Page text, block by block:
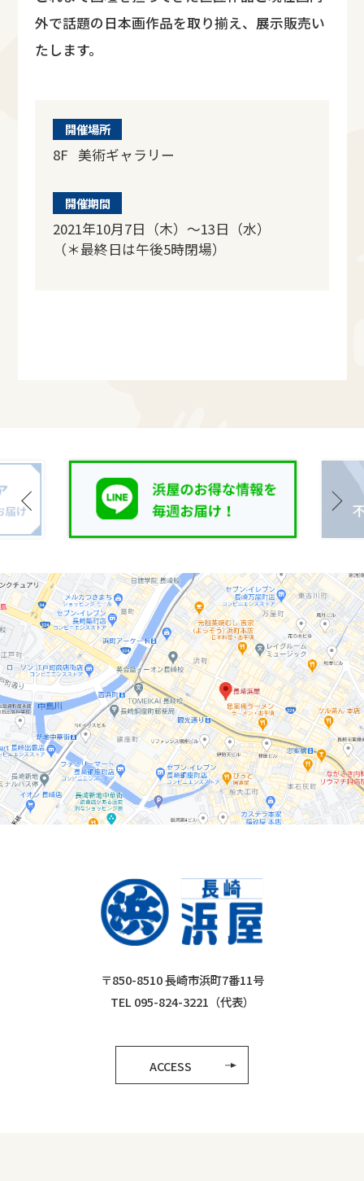
外で話題の日本画作品を取り揃え、展示販売い
たします。
開催場所
8F 美術ギャラリー
開催期間
2021年10月7日（木）～13日（水）
（＊最終日は午後5時閉場）
〒850-8510 長崎市浜町7番11号
TEL 095-824-3221（代表）
ACCESS